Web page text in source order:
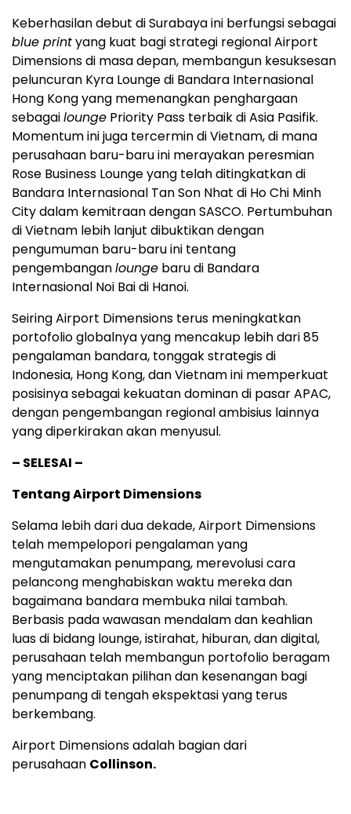
Keberhasilan debut di Surabaya ini berfungsi sebagai
blue printyang kuat bagi strategi regional Airport
Dimensions di masa depan, membangun kesuksesan
peluncuran Kyra Lounge di Bandara Internasional
Hong Kong yang memenangkan penghargaan
sebagailounge Priority Pass terbaik di Asia Pasifik.
Momentum ini juga tercermin di Vietnam, di mana
perusahaan baru-baru ini merayakan peresmian
Rose Business Lounge yang telah ditingkatkan di
Bandara Internasional Tan Son Nhat di Ho Chi Minh
City dalam kemitraan dengan SASCO. Pertumbuhan
di Vietnam lebih lanjut dibuktikan dengan
pengumuman baru-baru ini tentang
pengembanganlounge baru di Bandara
Internasional Noi Bai di Hanoi.
Seiring Airport Dimensions terus meningkatkan
portofolio globalnya yang mencakup lebih dari 85
pengalaman bandara, tonggak strategis di
Indonesia, Hong Kong, dan Vietnam ini memperkuat
posisinya sebagai kekuatan dominan di pasar APAC,
dengan pengembangan regional ambisius lainnya
yang diperkirakan akan menyusul.
– SELESAI –
Tentang Airport Dimensions
Selama lebih dari dua dekade, Airport Dimensions
telah mempelopori pengalaman yang
mengutamakan penumpang, merevolusi cara
pelancong menghabiskan waktu mereka dan
bagaimana bandara membuka nilai tambah.
Berbasis pada wawasan mendalam dan keahlian
luas di bidang lounge, istirahat, hiburan, dan digital,
perusahaan telah membangun portofolio beragam
yang menciptakan pilihan dan kesenangan bagi
penumpang di tengah ekspektasi yang terus
berkembang.
Airport Dimensions adalah bagian dari
perusahaan Collinson.